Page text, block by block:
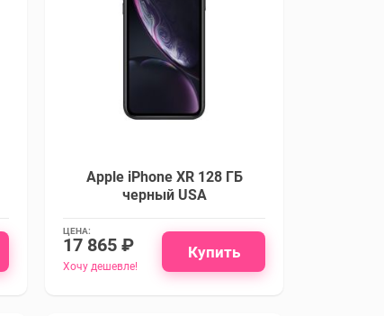
Apple iPhone XR 128 ГБ
черный USA
ЦЕНА:
17 865 ₽
Хочу дешевле!
Купить